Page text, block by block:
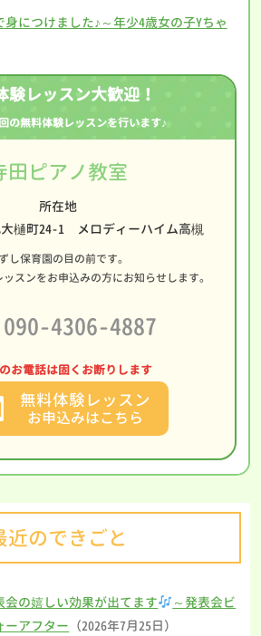
につけました♪～年少4歳女の子Yちゃ
験レッスン大歓迎！
の無料体験レッスンを行います♪
田ピアノ教室
所在地
樋町24-1 メロディーハイム高槻
し保育園の目の前です。
スンをお申込みの方にお知らせします。
090-4306-4887
お電話は固くお断りします
無料体験レッスン
お申込みはこちら
近のできごと
会の嬉しい効果が出てます
～発表会ビ
ーアフター （2026年7月25日）